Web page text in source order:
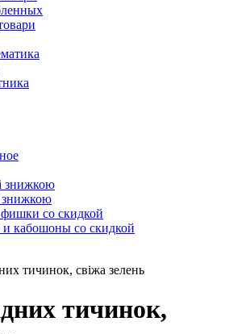
знижкою
знижкою
со скидкой
кабошоны со скидкой
тичинок, свіжа зелень
тичинок,